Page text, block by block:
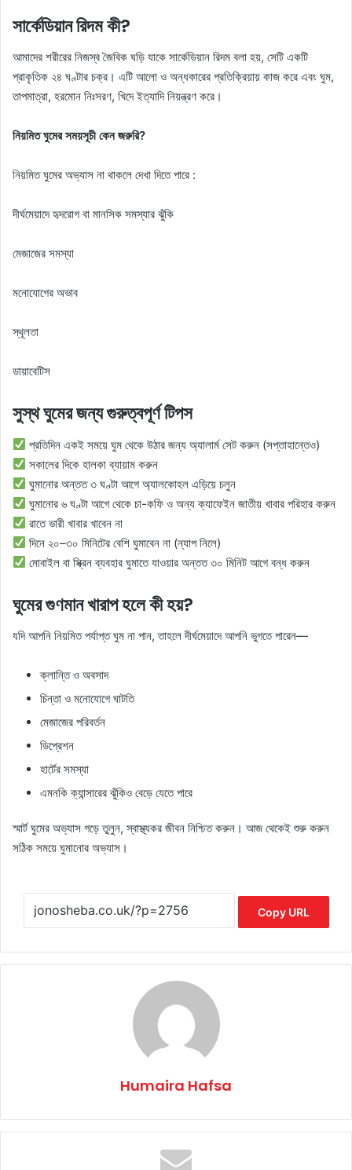
সার্কেডিয়ান রিদম কী?
আমাদের শরীরের নিজস্ব জৈবিক ঘড়ি যাকে সার্কেডিয়ান রিদম বলা হয়, সেটি একটি
প্রাকৃতিক ২৪ ঘণ্টার চক্র। এটি আলো ও অন্ধকারের প্রতিক্রিয়ায় কাজ করে এবং ঘুম,
তাপমাত্রা, হরমোন নিঃসরণ, খিদে ইত্যাদি নিয়ন্ত্রণ করে।
নিয়মিত ঘুমের সময়সূচী কেন জরুরি?
নিয়মিত ঘুমের অভ্যাস না থাকলে দেখা দিতে পারে :
দীর্ঘমেয়াদে হৃদরোগ বা মানসিক সমস্যার ঝুঁকি
মেজাজের সমস্যা
মনোযোগের অভাব
স্থূলতা
ডায়াবেটিস
সুস্থ ঘুমের জন্য গুরুত্বপূর্ণ টিপস
প্রতিদিন একই সময়ে ঘুম থেকে উঠার জন্য অ্যালার্ম সেট করুন (সপ্তাহান্তেও)
সকালের দিকে হালকা ব্যায়াম করুন
ঘুমানোর অন্তত ৩ ঘণ্টা আগে অ্যালকোহল এড়িয়ে চলুন
ঘুমানোর ৬ ঘণ্টা আগে থেকে চা-কফি ও অন্য ক্যাফেইন জাতীয় খাবার পরিহার করুন
রাতে ভারী খাবার খাবেন না
দিনে ২০–৩০ মিনিটের বেশি ঘুমাবেন না (ন্যাপ নিলে)
মোবাইল বা স্ক্রিন ব্যবহার ঘুমাতে যাওয়ার অন্তত ৩০ মিনিট আগে বন্ধ করুন
ঘুমের গুণমান খারাপ হলে কী হয়?
যদি আপনি নিয়মিত পর্যাপ্ত ঘুম না পান, তাহলে দীর্ঘমেয়াদে আপনি ভুগতে পারেন—
ক্লান্তি ও অবসাদ
চিন্তা ও মনোযোগে ঘাটতি
মেজাজের পরিবর্তন
ডিপ্রেশন
হার্টের সমস্যা
এমনকি ক্যান্সারের ঝুঁকিও বেড়ে যেতে পারে
স্মার্ট ঘুমের অভ্যাস গড়ে তুলুন, স্বাস্থ্যকর জীবন নিশ্চিত করুন। আজ থেকেই শুরু করুন
সঠিক সময়ে ঘুমানোর অভ্যাস।
Copy URL
Humaira Hafsa